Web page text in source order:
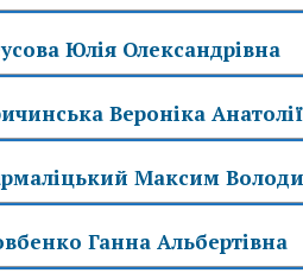
Юлія Олександрівна
Вероніка
Максим
Ганна Альбертівна